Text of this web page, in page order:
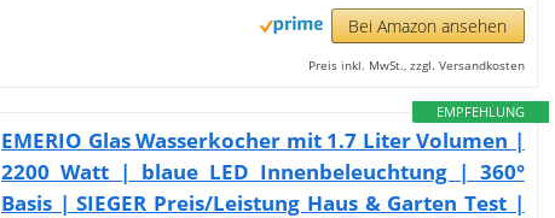
Bei Amazon ansehen
Preis inkl. MwSt., zzgl. Versandkosten
EMPFEHLUNG
EMERIO Glas Wasserkocher mit 1.7 Liter Volumen |
2200 Watt | blaue LED Innenbeleuchtung | 360°
Basis | SIEGER Preis/Leistung Haus & Garten Test |